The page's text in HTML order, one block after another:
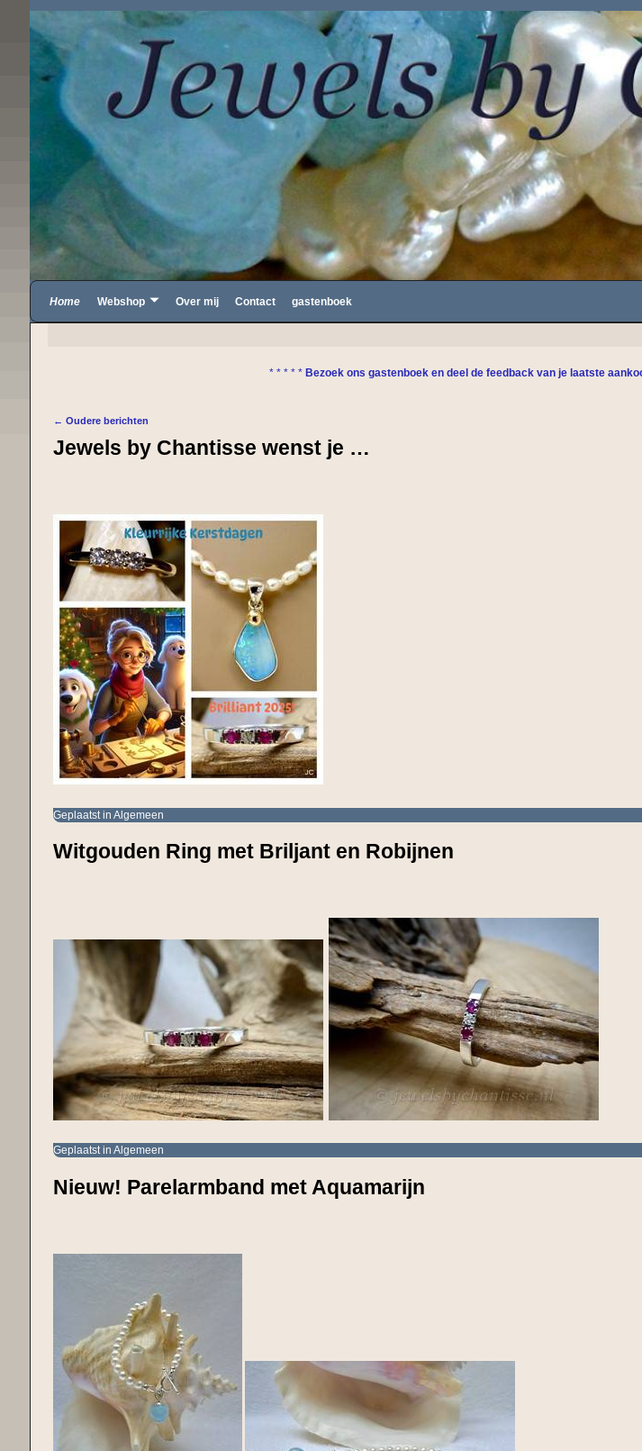
Home Webshop Over mij Contact gastenboek
Bezoek ons gastenboek en deel de feedback van je laatste aankoop!* * * * *
Bericht navigatie
← Oudere berichten
Jewels by Chantisse wenst je …
Geplaatst in Algemeen
Witgouden Ring met Briljant en Robijnen
Geplaatst in Algemeen
Nieuw! Parelarmband met Aquamarijn